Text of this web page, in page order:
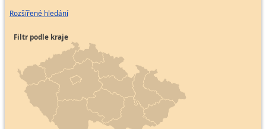
Rozšířené hledání
Filtr podle kraje